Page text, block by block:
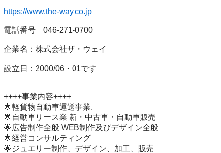
https://www.the-way.co.jp
電話番号　046-271-0700
企業名：株式会社ザ・ウェイ
設立日：2000/06・01です
++++事業内容++++
🌟軽貨物自動車運送事業.
🌟自動車リース業 新・中古車・自動車販売
🌟広告制作全般 WEB制作及びデザイン全般
🌟経営コンサルティング
🌟ジュエリー制作、デザイン、加工、販売